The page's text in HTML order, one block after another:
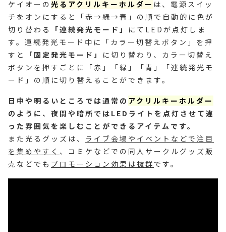
ケイオーの 光るアクリルキーホルダー は、電源スイッ
チをオンにすると「赤→緑→青」の順で自動的に色が
切り替わる
「連続発光モード」 にてLEDが点灯しま
す。連続発光モード中に「カラー切替えボタン」を押
すと
「固定発光モード」 に切り替わり、カラー切替え
ボタンを押すごとに「赤」「緑」「青」「連続発光モ
ード」の順に切り替えることができます。
日中や明るいところでは通常の アクリルキーホルダー
のように、夜間や暗所ではLEDライトを点灯させて違
った雰囲気を楽しむことができるアイテムです。
また光るグッズは、 ライブ会場やイベントなどで注目
を集めやすく 、コミケなどでの同人サークルグッズ販
売などでも プロモーション効果は抜群 です。